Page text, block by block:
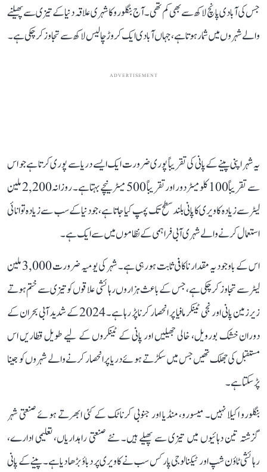
جس کی آبادی پانچ لاکھ سے بھی کم تھی۔ آج بنگلورو کا شہری علاقہ دنیا کے تیزی سے پھیلنے
والے شہروں میں شمار ہوتا ہے، جہاں آبادی ایک کروڑ چالیس لاکھ سے تجاوز کر چکی ہے۔
ADVERTISEMENT
یہ شہر اپنی پینے کے پانی کی تقریباً پوری ضرورت ایک ایسے دریا سے پوری کرتا ہے جو اس
سے تقریباً 100 کلومیٹر دور اور تقریباً 500 میٹر نیچے بہتا ہے۔ روزانہ 2,200 ملین
لیٹر سے زیادہ کاویری کا پانی بلند سطح تک پمپ کیا جاتا ہے، جو دنیا کے سب سے زیادہ توانائی
استعمال کرنے والے شہری آبی فراہمی کے نظاموں میں سے ایک ہے۔
اس کے باوجود یہ مقدار ناکافی ثابت ہو رہی ہے۔ شہر کی یومیہ ضرورت 3,000 ملین
لیٹر سے تجاوز کر چکی ہے، جس کے باعث ہزاروں رہائشی علاقوں کو تیزی سے ختم ہوتے
زیرزمین پانی اور نجی ٹینکر مافیا پر انحصار کرنا پڑ رہا ہے۔ 2024 کے شدید آبی بحران کے
دوران خشک بورویل، خالی جھیلیں اور پانی کے ٹینکروں کے لیے طویل قطاریں اس
مستقبل کی جھلک تھیں جس میں سکڑتے ہوئے دریا پر انحصار کرنے والے شہروں کو جینا
پڑ سکتا ہے۔
بنگلورو اکیلا نہیں۔ میسورو، منڈیا اور جنوبی کرناٹک کے کئی ابھرتے ہوئے صنعتی شہر
گزشتہ تین دہائیوں میں تیزی سے پھیلے ہیں۔ نئے صنعتی راہداریاں، تعلیمی ادارے،
رہائشی ٹاؤن شپ اور ٹیکنالوجی پارکس سب نے کاویری پر دباؤ بڑھا دیا ہے۔ پینے کے پانی